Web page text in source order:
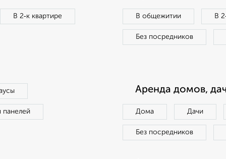
В 2‑к квартире В общежитии В
Без посредников
панелей
Аренда домов,
Дома Дачи
Без посредников